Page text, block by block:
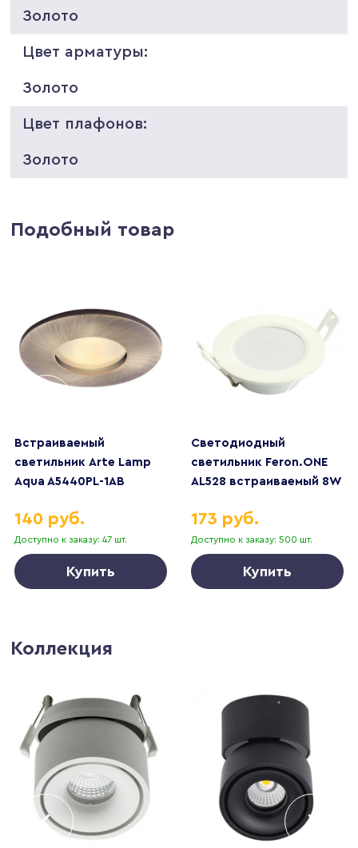
Золото
Цвет арматуры:
Золото
Цвет плафонов:
Золото
Подобный товар
Встраиваемый
светильник Arte Lamp
Aqua A5440PL-1AB
Доступно к заказу: 47 шт.
140 руб.
Купить
Светодиодный
светильник Feron.ONE
AL528 встраиваемый 8W
Доступно к заказу: 500 шт.
173 руб.
Купить
Коллекция